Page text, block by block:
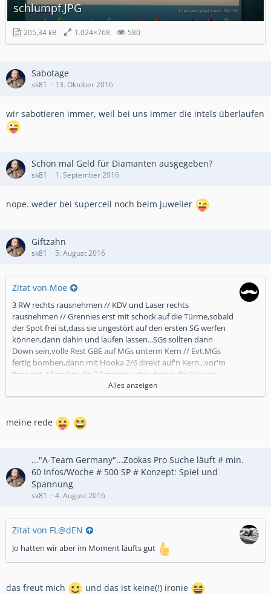
schlumpf.JPG
205,34 kB 1.024×768 580
Sabotage
sk81 13. Oktober 2016
wir sabotieren immer, weil bei uns immer die intels überlaufen
Schon mal Geld für Diamanten ausgegeben?
sk81 1. September 2016
nope..weder bei supercell noch beim juwelier
Giftzahn
sk81 5. August 2016
Zitat von Moe
3 RW rechts rausnehmen // KDV und Laser rechts
rausnehmen // Grennies erst mit schock auf die Türme,sobald
der Spot frei ist,dass sie ungestört auf den ersten SG werfen
können,dann dahin und laufen lassen...SGs sollten dann
Down sein,volle Rest GBE auf MGs unterm Kern // Evt.MGs
fertig bomben,dann mit Hooka 2/6 direkt auf'n Kern...vor'm
Kern mit 4 Smokes,die 2 Smokes unter denen die Heavys
stehen,müssen als erstes fliegen.2-3 Critter li,re vom Kern und
einen darüber,plus schocks,vorrangig li und re...
Alles anzeigen
meine rede
..."A-Team Germany"...Zookas Pro Suche läuft # min.
60 Infos/Woche # 500 SP # Konzept: Spiel und
Spannung
sk81 4. August 2016
Zitat von FL@dEN
Jo hatten wir aber im Moment läufts gut
das freut mich und das ist keine(!) ironie